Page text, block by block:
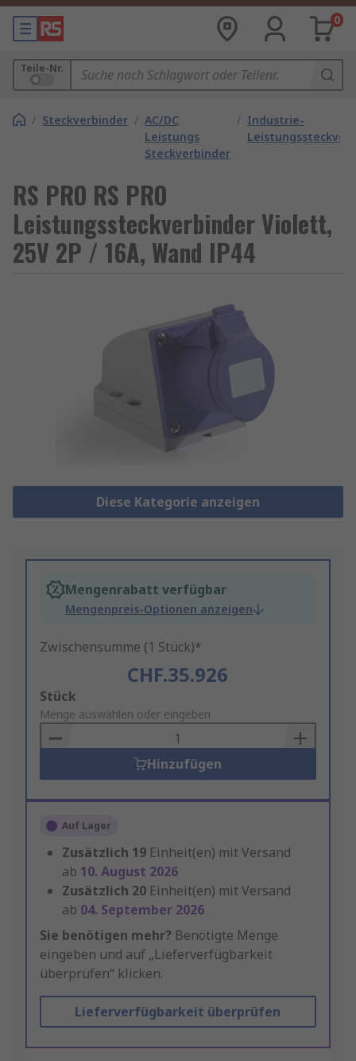
0
Teile-Nr.
/ Steckverbinder / AC/DC
Leistungs
Steckverbinder
/ Industrie-
RS PRO RS PRO
Leistungssteckverbinder Violett,
25V 2P / 16A, Wand IP44
Diese Kategorie anzeigen
Mengenrabatt verfügbar
Mengenpreis-Optionen anzeigen
Zwischensumme (1 Stück)*
CHF.35.926
Add
to
Basket
Stück
Menge auswählen oder eingeben
Hinzufügen
Auf Lager
Zusätzlich 19 Einheit(en) mit Versand
ab 10. August 2026
Zusätzlich 20 Einheit(en) mit Versand
ab 04. September 2026
Sie benötigen mehr? Benötigte Menge
eingeben und auf „Lieferverfügbarkeit
überprüfen“ klicken.
Lieferverfügbarkeit überprüfen